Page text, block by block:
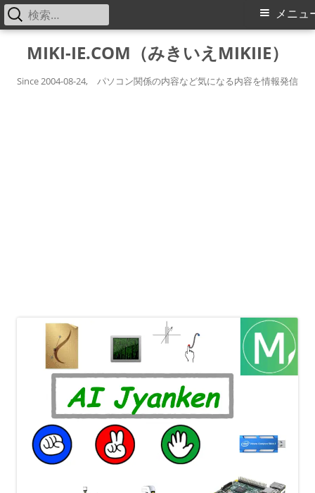
MIKI-IE.COM（みきいえMIKIIE）
Since 2004-08-24, パソコン関係の内容など気になる内容を情報発信
メ
メニュ
検
索: